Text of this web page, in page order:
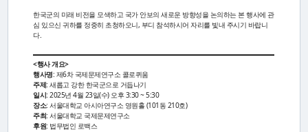
한국군의 미래 비전을 모색하고 국가 안보의 새로운 방향성을 논의하는 본 행사에 관
심 있으신 귀하를 정중히 초청하오니, 부디 참석하시어 자리를 빛내 주시기 바랍니
다.
<행사 개요>
행사명: 제6차 국제문제연구소 콜로퀴움
주제: 새롭고 강한 한국군으로 거듭나기
일시: 2025년 4월 23일(수) 오후 3:30 ~ 5:30
장소: 서울대학교 아시아연구소 영원홀 (101동 210호)
주최: 서울대학교 국제문제연구소
후원: 법무법인 로백스